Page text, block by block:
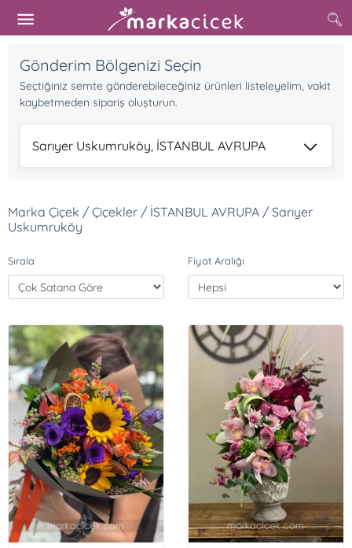
Gönderim Bölgenizi Seçin
Seçtiğiniz semte gönderebileceğiniz ürünleri listeleyelim, vakit
kaybetmeden sipariş oluşturun.
Sarıyer Uskumruköy, İSTANBUL AVRUPA
Marka Çiçek / Çiçekler / İSTANBUL AVRUPA / Sarıyer
Uskumruköy
Sırala Fiyat Aralığı